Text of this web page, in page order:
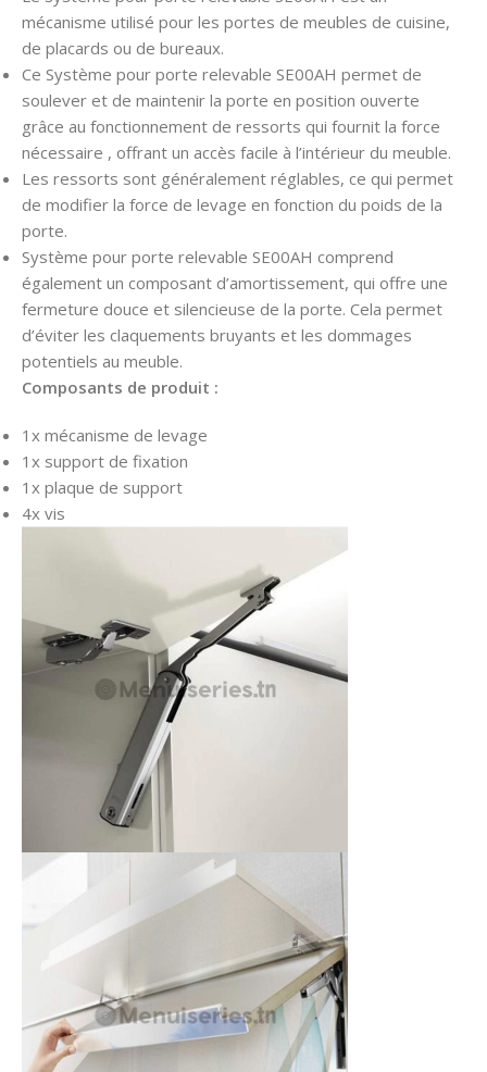
mécanisme utilisé pour les portes de meubles de cuisine,
de placards ou de bureaux.
Ce Système pour porte relevable SE00AH permet de
soulever et de maintenir la porte en position ouverte
grâce au fonctionnement de ressorts qui fournit la force
nécessaire , offrant un accès facile à l’intérieur du meuble.
Les ressorts sont généralement réglables, ce qui permet
de modifier la force de levage en fonction du poids de la
porte.
Système pour porte relevable SE00AH comprend
également un composant d’amortissement, qui offre une
fermeture douce et silencieuse de la porte. Cela permet
d’éviter les claquements bruyants et les dommages
potentiels au meuble.
Composants de produit :
1x mécanisme de levage
1x support de fixation
1x plaque de support
4x vis